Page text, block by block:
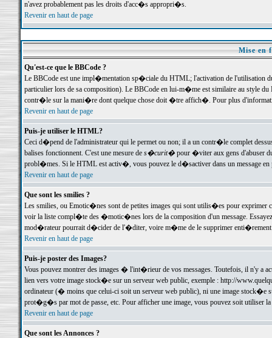
n'avez probablement pas les droits d'acc�s appropri�s.
Revenir en haut de page
Mise en
Qu'est-ce que le BBCode ?
Le BBCode est une impl�mentation sp�ciale du HTML; l'activation de l'utilisation
particulier lors de sa composition). Le BBCode en lui-m�me est similaire au style
contr�le sur la mani�re dont quelque chose doit �tre affich�. Pour plus
Revenir en haut de page
Puis-je utiliser le HTML?
Ceci d�pend de l'administrateur qui le permet ou non; il a un contr�le complet
balises fonctionnent. C'est une mesure de s�curit�pour �viter aux gens d'abuser
probl�mes. Si le HTML est activ�, vous pouvez le d�sactiver dans un message en
Revenir en haut de page
Que sont les smilies ?
Les smilies, ou Emotic�nes sont de petites images qui sont utilis�es pour exprimer
voir la liste compl�te des �motic�nes lors de la composition d'un message.
mod�rateur pourrait d�cider de l'�diter, voire m�me de le supprimer
Revenir en haut de page
Puis-je poster des Images?
Vous pouvez montrer des images � l'int�rieur de vos messages. Toutefois, il n'y a
lien vers votre image stock�e sur un serveur web public, exemple : http://
ordinateur (� moins que celui-ci soit un serveur web public), ni une image stock�e
prot�g�s par mot de passe, etc. Pour afficher une image, vous pouvez soit
Revenir en haut de page
Que sont les Annonces ?